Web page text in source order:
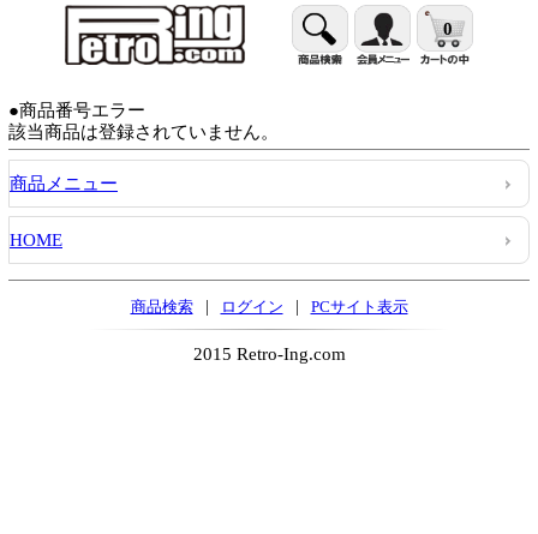
0
●商品番号エラー
該当商品は登録されていません。
商品メニュー
HOME
商品検索 | ログイン | PCサイト表示
2015 Retro-Ing.com